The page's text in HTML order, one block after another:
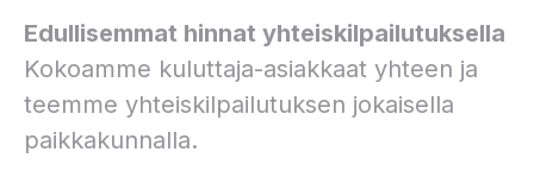
Edullisemmat hinnat yhteiskilpailutuksella
Kokoamme kuluttaja-asiakkaat yhteen ja
teemme yhteiskilpailutuksen jokaisella
paikkakunnalla.